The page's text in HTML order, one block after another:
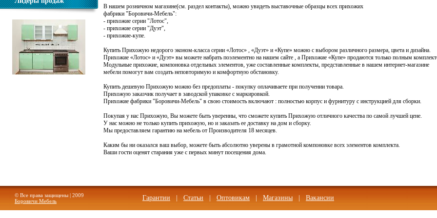
В нашем розничном магазине(см. раздел контакты), можно увидеть выставочные образцы всех прихожих
фабрики "Боровичи-Мебель":
- прихожие серии "Лотос",
- прихожие серии "Дуэт",
- прихожие-купе.
Купить Прихожую недорого эконом-класса серии «Лотос» , «Дуэт» и «Купе» можно с выбором различного размера, цвета и дизайна.
Прихожие «Лотос» и «Дуэт» вы можете набрать поэлементно на нашем сайте , а Прихожие «Купе» продаются только полным
Модульные прихожие, компоновка отдельных элементов, уже составленные комплекты, представленные в нашем интернет-магазине
мебели помогут вам создать неповторимую и комфортную обстановку.
Купить дешевую Прихожую можно без предоплаты - покупку оплачиваете при получении товара.
Прихожую заказчик получает в заводской упаковке с маркировкой.
Прихожие фабрики "Боровичи-Мебель" в свою стоимость включают : полностью корпус и фурнитуру с инструкцией для сборки.
Покупая у нас Прихожую, Вы можете быть уверенны, что сможете купить Прихожую отличного качества по самой лучшей цене.
У нас можно не только купить прихожую, но и заказать ее доставку на дом и сборку.
Мы предоставляем гарантию на мебель от Производителя 18 месяцев.
Каким бы ни оказался ваш выбор, можете быть абсолютно уверены в грамотной компоновке всех элементов комплекта.
Ваши гости оценят старания уже с первых минут посещения дома.
© Все права защищены | 2009
Боровичи Мебель
Гарантии Статьи Оптовикам Магазины Вакансии